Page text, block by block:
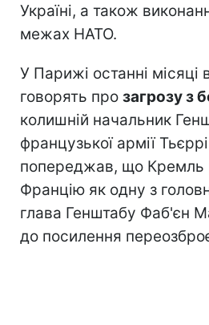
Україні, а також
межах НАТО.
У Парижі останні місяці
говорять про загрозу з
колишній начальник
французької армії
попереджав, що Кремль
Францію як одну з
глава Генштабу Фаб'єн
до посилення